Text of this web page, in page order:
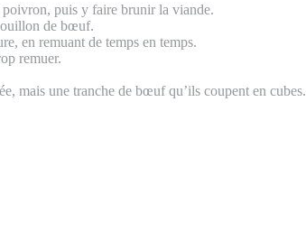
puis y faire brunir la viande.
de bœuf.
en remuant de temps en temps.
remuer.
mais une tranche de bœuf qu’ils coupent en cubes.